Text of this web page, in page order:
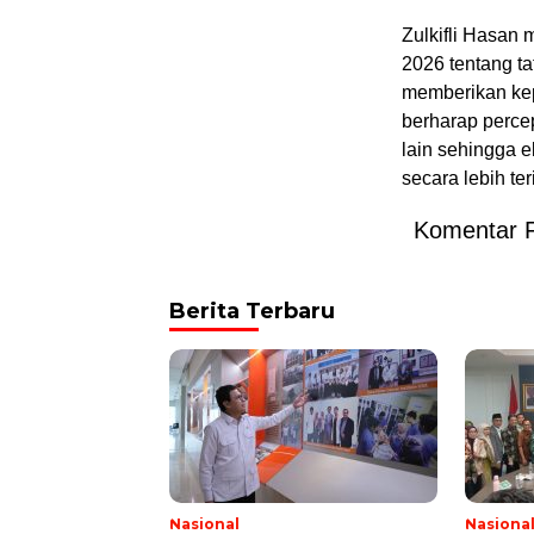
Zulkifli Hasan
2026 tentang
memberikan
berharap
lain sehingga
secara lebih
Komentar
Berita Terbaru
Nasional Nasional